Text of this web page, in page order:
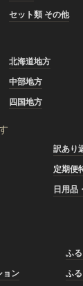
セット類 その他
北海道地方
中部地方
四国地方
訳あり
定期便
日用品
ふ
ョン
ふ